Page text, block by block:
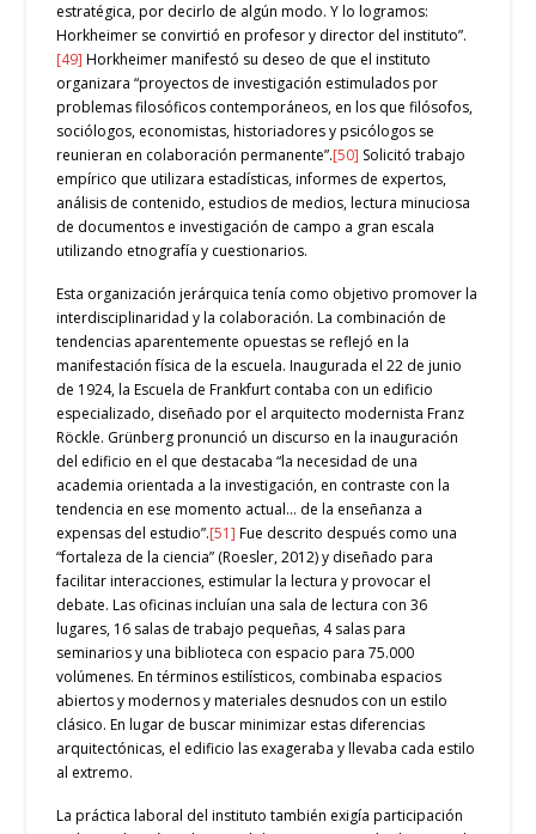
estratégica, por decirlo de algún modo. Y lo logramos:
Horkheimer se convirtió en profesor y director del instituto”.
[49] Horkheimer manifestó su deseo de que el instituto
organizara “proyectos de investigación estimulados por
problemas filosóficos contemporáneos, en los que filósofos,
sociólogos, economistas, historiadores y psicólogos se
reunieran en colaboración permanente”.[50] Solicitó trabajo
empírico que utilizara estadísticas, informes de expertos,
análisis de contenido, estudios de medios, lectura minuciosa
de documentos e investigación de campo a gran escala
utilizando etnografía y cuestionarios.
Esta organización jerárquica tenía como objetivo promover la
interdisciplinaridad y la colaboración. La combinación de
tendencias aparentemente opuestas se reflejó en la
manifestación física de la escuela. Inaugurada el 22 de junio
de 1924, la Escuela de Frankfurt contaba con un edificio
especializado, diseñado por el arquitecto modernista Franz
Röckle. Grünberg pronunció un discurso en la inauguración
del edificio en el que destacaba “la necesidad de una
academia orientada a la investigación, en contraste con la
tendencia en ese momento actual… de la enseñanza a
expensas del estudio”.[51] Fue descrito después como una
“fortaleza de la ciencia” (Roesler, 2012) y diseñado para
facilitar interacciones, estimular la lectura y provocar el
debate. Las oficinas incluían una sala de lectura con 36
lugares, 16 salas de trabajo pequeñas, 4 salas para
seminarios y una biblioteca con espacio para 75.000
volúmenes. En términos estilísticos, combinaba espacios
abiertos y modernos y materiales desnudos con un estilo
clásico. En lugar de buscar minimizar estas diferencias
arquitectónicas, el edificio las exageraba y llevaba cada estilo
al extremo.
La práctica laboral del instituto también exigía participación